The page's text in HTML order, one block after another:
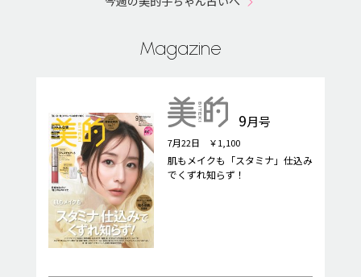
Magazine
9月号
7月22日 ￥1,100
肌もメイクも「スタミナ」仕込み
でくずれ知らず！